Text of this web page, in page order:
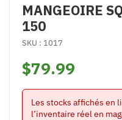
MANGEOIRE
150
SKU : 1017
$79.99
Les stocks affichés en
l’inventaire réel en